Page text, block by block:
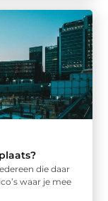
die daar
waar je mee